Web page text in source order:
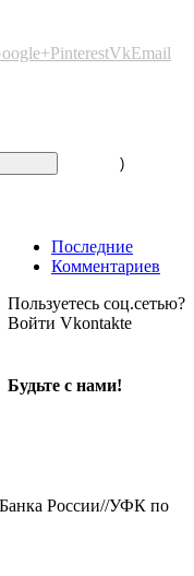
PinterestVkEmail
)
Последние
Комментариев
Пользуетесь соц.сетью?
Войти Vkontakte
Будьте с нами!
России//УФК по